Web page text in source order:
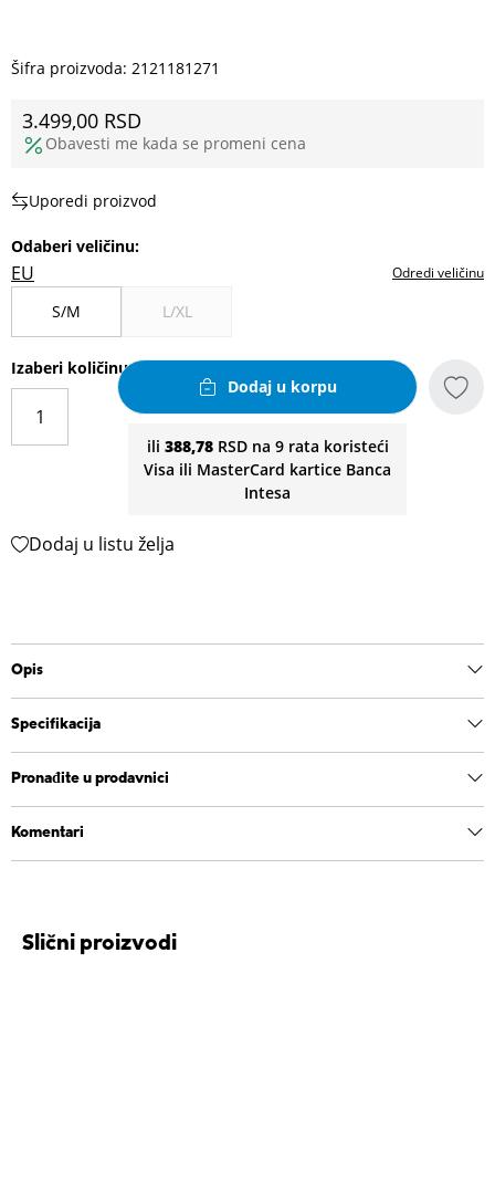
Šifra proizvoda: 2121181271
3.499,00 RSD
Obavesti me kada se promeni cena
Uporedi proizvod
Odaberi veličinu:
EU Odredi veličinu
S/M L/XL
Izaberi količinu
Dodaj u korpu
ili 388,78RSD na 9 rata koristeći
Visa ili MasterCard kartice Banca
Intesa
Dodaj u listu želja
Opis
Specifikacija
Pronađite u prodavnici
Komentari
Slični proizvodi